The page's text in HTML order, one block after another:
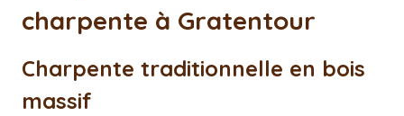
charpente à Gratentour
Charpente traditionnelle en bois
massif